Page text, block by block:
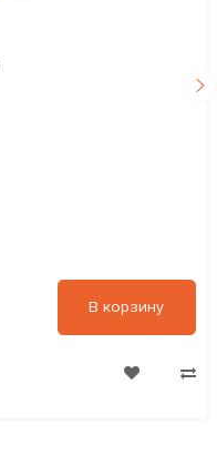
В корзину